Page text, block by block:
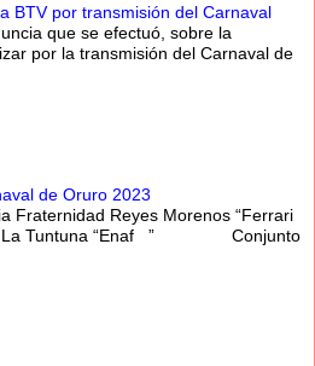
BTV por transmisión del Carnaval
que se efectuó, sobre la
por la transmisión del Carnaval de
de Oruro 2023
Fraternidad Reyes Morenos “Ferrari
De La Tuntuna “Enaf ” Conjunto